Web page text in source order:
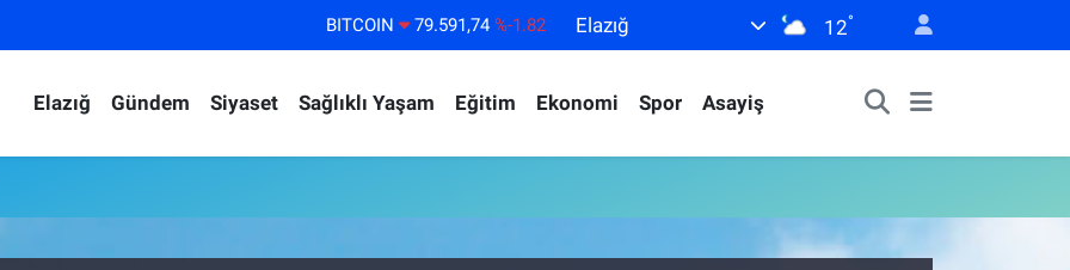
BITCOIN 79.591,74 %-1.82
EURO
53,38690 %0.19
STERLİN
61,60380 %0.18
Elazığ 12°
Elazığ Gündem Siyaset Sağlıklı Yaşam Eğitim Ekonomi Spor Asayiş